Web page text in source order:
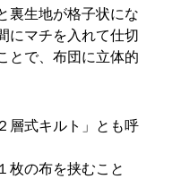
裏生地が格子状にな
にマチを入れて仕切
とで、布団に立体的
層式キルト」とも呼
枚の布を挟むこと